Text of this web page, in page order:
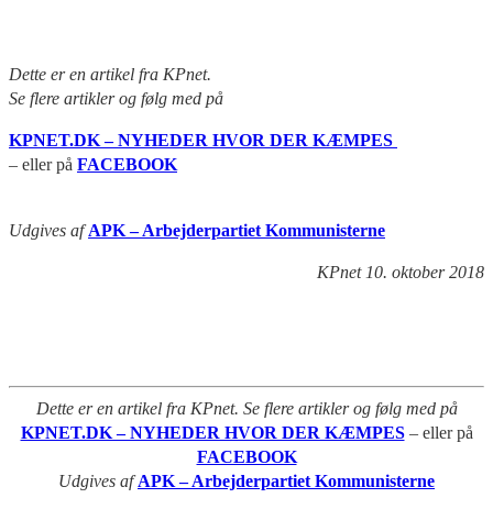
Dette er en artikel fra KPnet.
Se flere artikler og følg med på
KPNET.DK – NYHEDER HVOR DER KÆMPES
– eller på FACEBOOK
Udgives afAPK – Arbejderpartiet Kommunisterne
KPnet 10. oktober 2018
Dette er en artikel fra KPnet. Se flere artikler og følg med på
KPNET.DK – NYHEDER HVOR DER KÆMPES – eller på
FACEBOOK
Udgives afAPK – Arbejderpartiet Kommunisterne